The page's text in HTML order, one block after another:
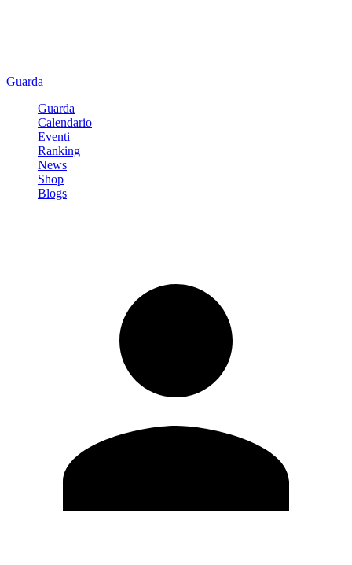
Guarda
Guarda
Calendario
Eventi
Ranking
News
Shop
Blogs